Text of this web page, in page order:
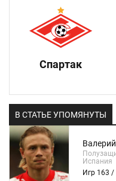
Спартак
В СТАТЬЕ УПОМЯНУТЫ
Испания
Игр 163 /